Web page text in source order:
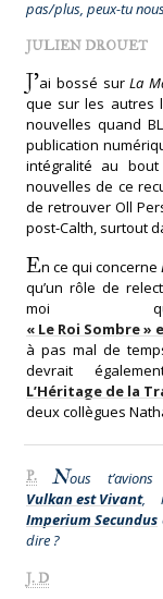
pas/plus, peux-tu
JULIEN DROUET
J’ai bossé surLa
que sur les autres
nouvelles quand
publication
intégralité au bout
nouvelles de ce
de retrouver Oll
post-Calth, surtout
En ce qui concerne
qu’un rôle de
moi
« Le Roi Sombre »
à pas mal de
devrait
L’Héritage de la
deux collègues
P. Nous
Vulkan est Vivant,
Imperium Secundus
dire ?
J. D